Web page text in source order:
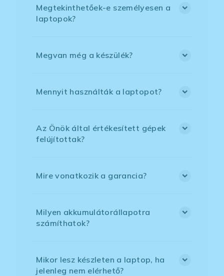
Megtekinthetőek-e személyesen a
laptopok?
Megvan még a készülék?
Mennyit használták a laptopot?
Az Önök által értékesített gépek
felújítottak?
Mire vonatkozik a garancia?
Milyen akkumulátorállapotra
számíthatok?
Mikor lesz készleten a laptop, ha
jelenleg nem elérhető?